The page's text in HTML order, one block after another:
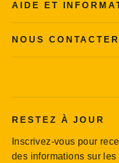
AIDE ET
NOUS CONTACTER
RESTEZ À JOUR
Inscrivez-vous pour
des informations sur les